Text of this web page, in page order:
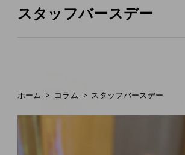
スタッフバースデー
ホーム コラム スタッフバースデー